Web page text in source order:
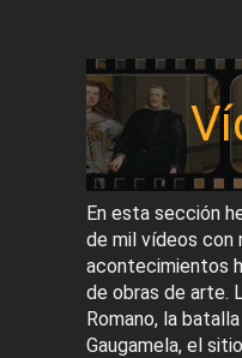
En esta sección
de mil vídeos con
acontecimientos
de obras de arte.
Romano, la
Gaugamela, el